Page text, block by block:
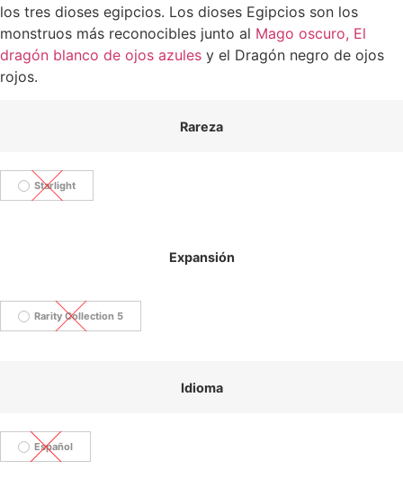
los tres dioses egipcios. Los dioses Egipcios son los
monstruos más reconocibles junto al Mago oscuro, El
dragón blanco de ojos azules y el Dragón negro de ojos
rojos.
Rareza
Starlight
Expansión
Rarity Collection 5
Idioma
Español